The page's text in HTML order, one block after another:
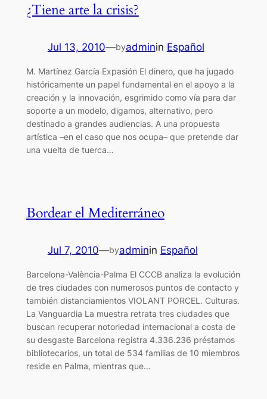
¿Tiene arte la crisis?
Jul 13, 2010—byadminin Español
M. Martínez García Expasión El dinero, que ha jugado
históricamente un papel fundamental en el apoyo a la
creación y la innovación, esgrimido como vía para dar
soporte a un modelo, digamos, alternativo, pero
destinado a grandes audiencias. A una propuesta
artística –en el caso que nos ocupa– que pretende dar
una vuelta de tuerca…
Bordear el Mediterráneo
Jul 7, 2010—byadminin Español
Barcelona-València-Palma El CCCB analiza la evolución
de tres ciudades con numerosos puntos de contacto y
también distanciamientos VIOLANT PORCEL. Culturas.
La Vanguardia La muestra retrata tres ciudades que
buscan recuperar notoriedad internacional a costa de
su desgaste Barcelona registra 4.336.236 préstamos
bibliotecarios, un total de 534 familias de 10 miembros
reside en Palma, mientras que…